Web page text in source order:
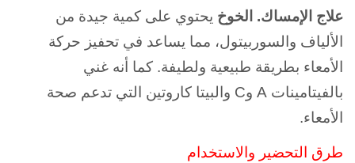
علاج الإمساك. الخوخ يحتوي على كمية جيدة من
الألياف والسوربيتول، مما يساعد في تحفيز حركة
الأمعاء بطريقة طبيعية ولطيفة. كما أنه غني
بالفيتامينات A وC والبيتا كاروتين التي تدعم صحة
الأمعاء.
طرق التحضير والاستخدام